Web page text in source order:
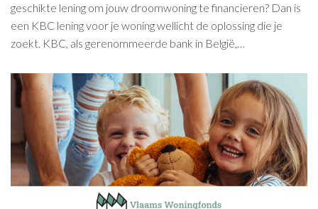
geschikte lening om jouw droomwoning te financieren? Dan is
een KBC lening voor je woning wellicht de oplossing die je
zoekt. KBC, als gerenommeerde bank in België,…